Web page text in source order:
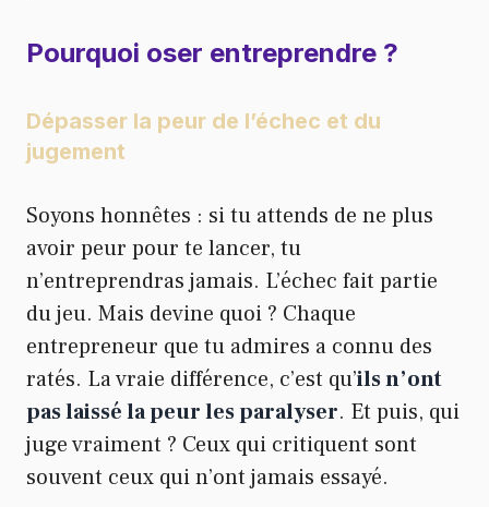
Pourquoi oser entreprendre ?
Dépasser la peur de l’échec et du
jugement
Soyons honnêtes : si tu attends de ne plus
avoir peur pour te lancer, tu
n’entreprendras jamais. L’échec fait partie
du jeu. Mais devine quoi ? Chaque
entrepreneur que tu admires a connu des
ratés. La vraie différence, c’est qu’ils n’ont
pas laissé la peur les paralyser. Et puis, qui
juge vraiment ? Ceux qui critiquent sont
souvent ceux qui n’ont jamais essayé.